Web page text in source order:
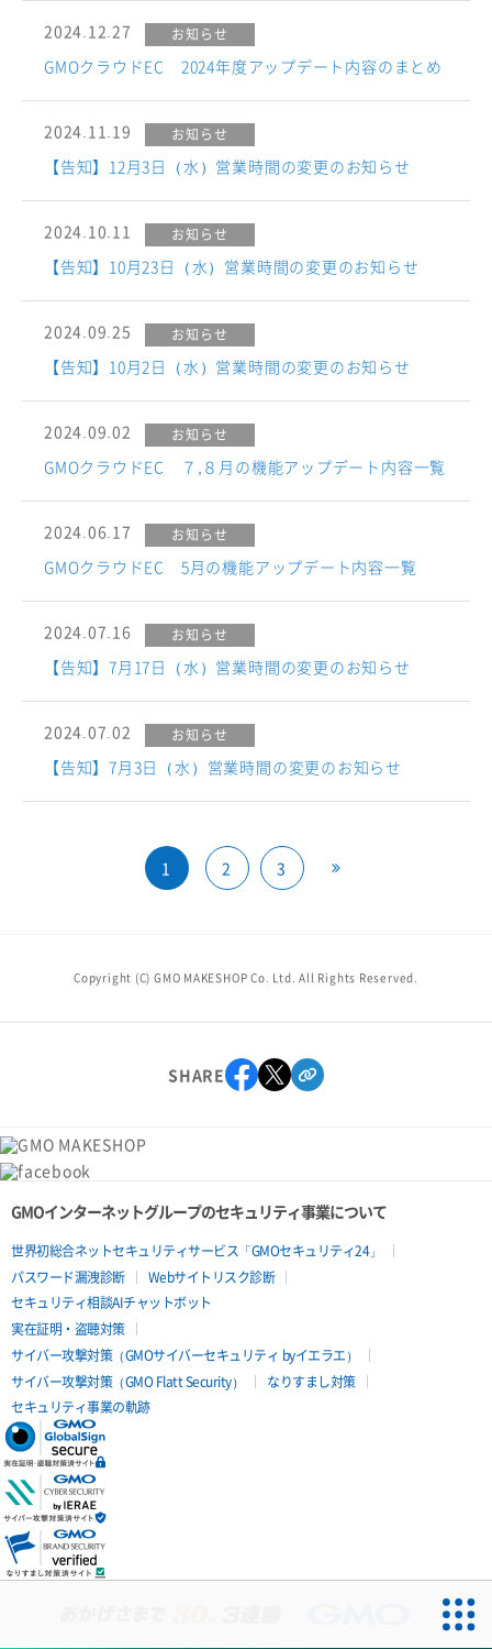
2024.12.27 お知らせ
GMOクラウドEC 2024年度アップデート内容のまとめ
2024.11.19 お知らせ
【告知】12月3日（水）営業時間の変更のお知らせ
2024.10.11 お知らせ
【告知】10月23日（水）営業時間の変更のお知らせ
2024.09.25 お知らせ
【告知】10月2日（水）営業時間の変更のお知らせ
2024.09.02 お知らせ
GMOクラウドEC ７,８月の機能アップデート内容一覧
2024.06.17 お知らせ
GMOクラウドEC 5月の機能アップデート内容一覧
2024.07.16 お知らせ
【告知】7月17日（水）営業時間の変更のお知らせ
2024.07.02 お知らせ
【告知】7月3日（水）営業時間の変更のお知らせ
1 2 3
Copyright (C) GMO MAKESHOP Co. Ltd. All Rights Reserved.
SHARE
GMOインターネットグループのセキュリティ事業について
世界初総合ネットセキュリティサービス「GMOセキュリティ24」
パスワード漏洩診断
Webサイトリスク診断
セキュリティ相談AIチャットボット
実在証明・盗聴対策
サイバー攻撃対策（GMOサイバーセキュリティ byイエラエ）
サイバー攻撃対策（GMO Flatt Security）
なりすまし対策
セキュリティ事業の軌跡